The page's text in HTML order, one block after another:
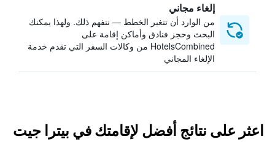
إلغاء مجاني
من الوارد أن تتغير الخطط — نتفهم ذلك. ولهذا يمكنك
البحث وحجز فنادق وأماكن إقامة على
HotelsCombined من وكالات السفر التي تقدم خدمة
الإلغاء المجاني
اعثر على نتائج أفضل لإقامتك في بيترا جيت